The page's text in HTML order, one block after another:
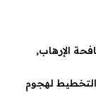
الإرهاب
لهجوم